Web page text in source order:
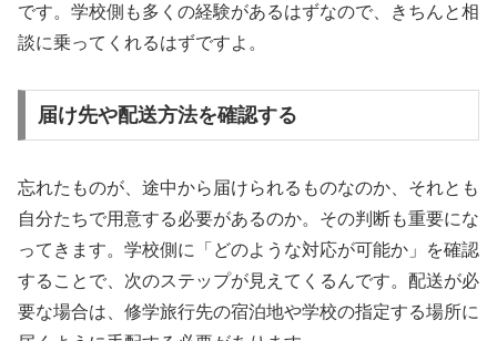
です。学校側も多くの経験があるはずなので、きちんと相
談に乗ってくれるはずですよ。
届け先や配送方法を確認する
忘れたものが、途中から届けられるものなのか、それとも
自分たちで用意する必要があるのか。その判断も重要にな
ってきます。学校側に「どのような対応が可能か」を確認
することで、次のステップが見えてくるんです。配送が必
要な場合は、修学旅行先の宿泊地や学校の指定する場所に